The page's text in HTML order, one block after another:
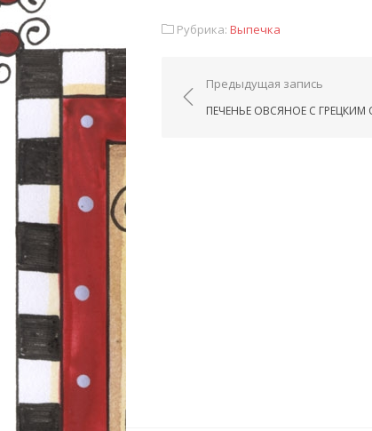
Рубрика: Выпечка
Навигация по
Предыдущая запись
ПЕЧЕНЬЕ ОВСЯНОЕ С ГРЕЦКИМ